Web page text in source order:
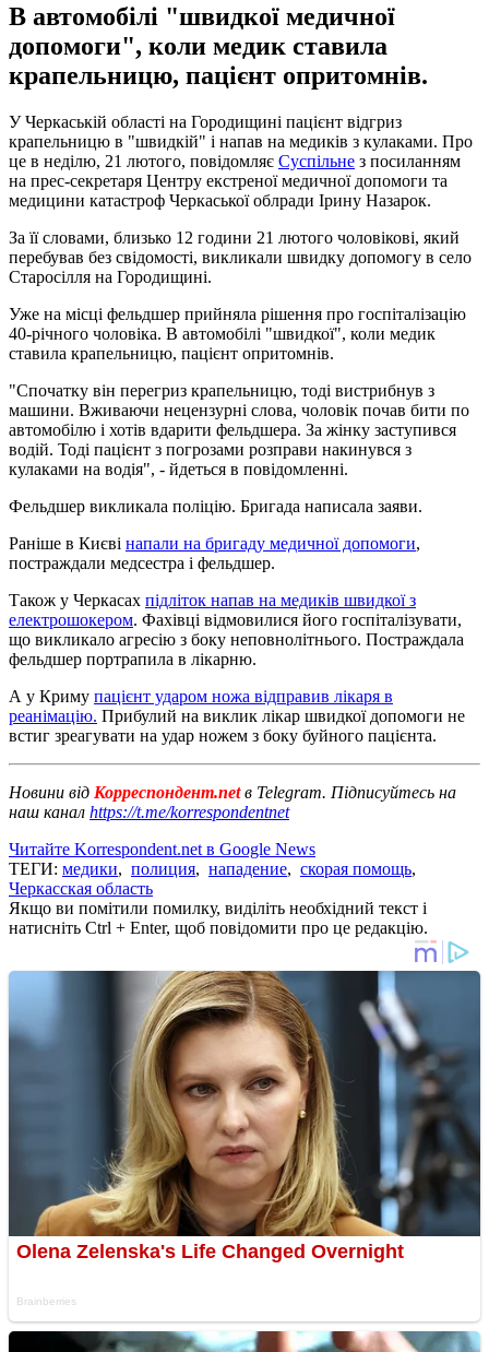
В автомобілі "швидкої медичної
допомоги", коли медик ставила
крапельницю, пацієнт опритомнів.
У Черкаській області на Городищині пацієнт відгриз
крапельницю в "швидкій" і напав на медиків з кулаками. Про
це в неділю, 21 лютого, повідомляє Суспільне з посиланням
на прес-секретаря Центру екстреної медичної допомоги та
медицини катастроф Черкаської облради Ірину Назарок.
За її словами, близько 12 години 21 лютого чоловікові, який
перебував без свідомості, викликали швидку допомогу в село
Старосілля на Городищині.
Уже на місці фельдшер прийняла рішення про госпіталізацію
40-річного чоловіка. В автомобілі "швидкої", коли медик
ставила крапельницю, пацієнт опритомнів.
"Спочатку він перегриз крапельницю, тоді вистрибнув з
машини. Вживаючи нецензурні слова, чоловік почав бити по
автомобілю і хотів вдарити фельдшера. За жінку заступився
водій. Тоді пацієнт з погрозами розправи накинувся з
кулаками на водія", - йдеться в повідомленні.
Фельдшер викликала поліцію. Бригада написала заяви.
Раніше в Києві напали на бригаду медичної допомоги,
постраждали медсестра і фельдшер.
Також у Черкасах підліток напав на медиків швидкої з
електрошокером. Фахівці відмовилися його госпіталізувати,
що викликало агресію з боку неповнолітнього. Постраждала
фельдшер портрапила в лікарню.
А у Криму пацієнт ударом ножа відправив лікаря в
реанімацію. Прибулий на виклик лікар швидкої допомоги не
встиг зреагувати на удар ножем з боку буйного пацієнта.
Новини від Корреспондент.netв Telegram. Підписуйтесь на
наш канал https://t.me/korrespondentnet
Читайте Korrespondent.net в Google News
ТЕГИ: медики, полиция, нападение, скорая помощь,
Черкасская область
Якщо ви помітили помилку, виділіть необхідний текст і
натисніть Ctrl + Enter, щоб повідомити про це редакцію.